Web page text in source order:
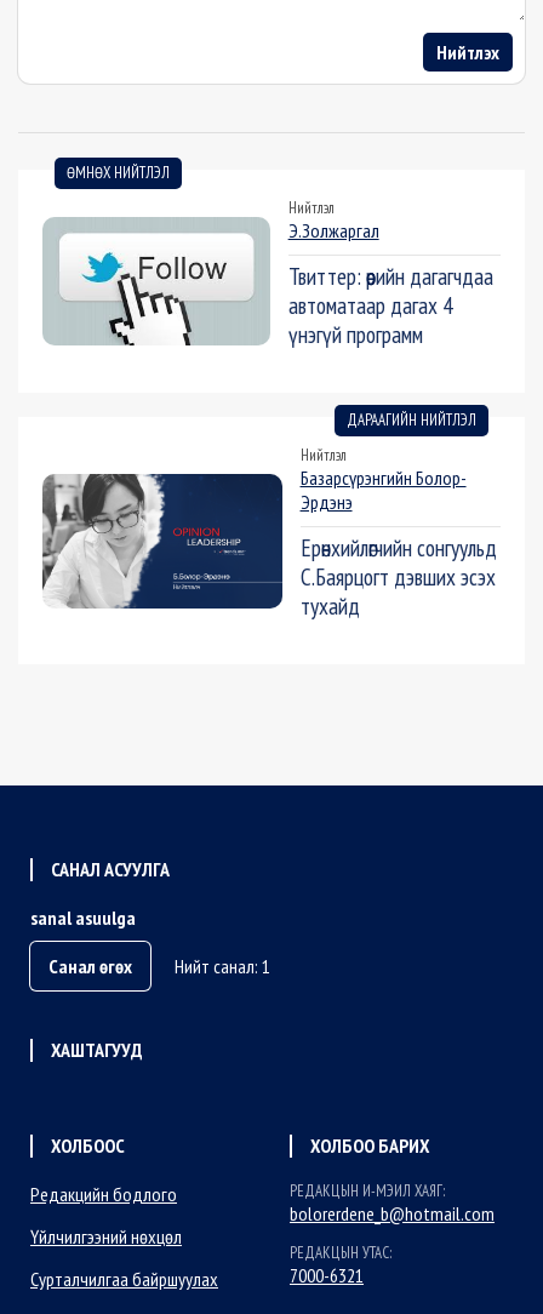
Нийтлэх
ӨМНӨХ НИЙТЛЭЛ
Нийтлэл
Э.Золжаргал
Твиттер: өөрийн дагагчдаа
автоматаар дагах 4
үнэгүй программ
ДАРААГИЙН НИЙТЛЭЛ
Нийтлэл
Базарсүрэнгийн Болор-
Эрдэнэ
Ерөнхийлөгчийн сонгуульд
С.Баярцогт дэвших эсэх
тухайд
САНАЛ АСУУЛГА
sanal asuulga
Санал өгөх
Нийт санал: 1
ХАШТАГУУД
ХОЛБООС
Редакцийн бодлого
Үйлчилгээний нөхцөл
Сурталчилгаа байршуулах
ХОЛБОО БАРИХ
РЕДАКЦЫН И-МЭИЛ ХАЯГ:
bolorerdene_b@hotmail.com
РЕДАКЦЫН УТАС:
7000-6321